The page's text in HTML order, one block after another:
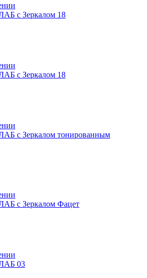
с Зеркалом 18
с Зеркалом 18
с Зеркалом тонированным
с Зеркалом Фацет
03